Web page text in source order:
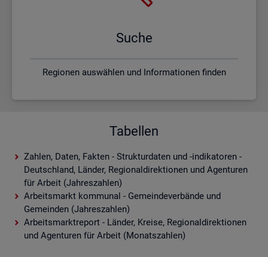
Suche
Regionen auswählen und Informationen finden
Tabellen
Zahlen, Daten, Fakten - Strukturdaten und -indikatoren -
Deutschland, Länder, Regionaldirektionen und Agenturen
für Arbeit (Jahreszahlen)
Arbeitsmarkt kommunal - Gemeindeverbände und
Gemeinden (Jahreszahlen)
Arbeitsmarktreport - Länder, Kreise, Regionaldirektionen
und Agenturen für Arbeit (Monatszahlen)